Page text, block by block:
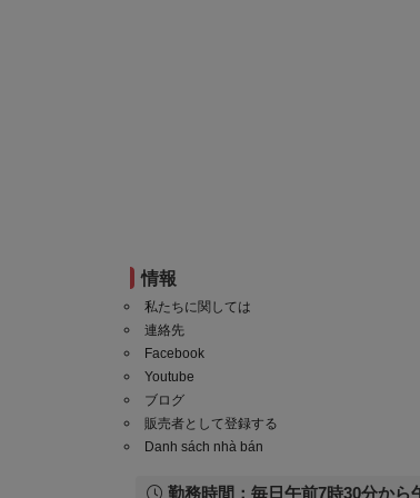
情報
私たちに関しては
連絡先
Facebook
Youtube
ブログ
販売者として登録する
Danh sách nhà bán
勤務時間：毎日午前7時30分から